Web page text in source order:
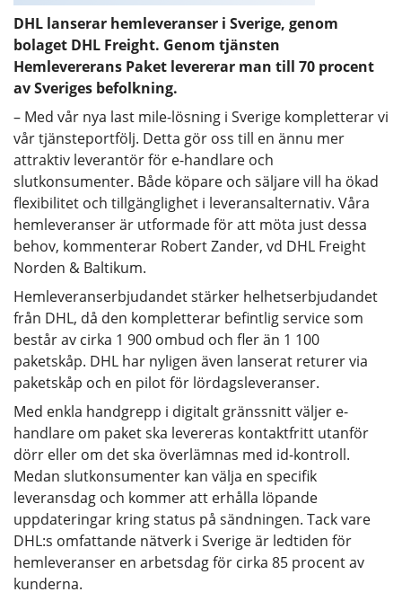
DHL lanserar hemleveranser i Sverige, genom
bolaget DHL Freight. Genom tjänsten
Hemlevererans Paket levererar man till 70 procent
av Sveriges befolkning.
– Med vår nya last mile-lösning i Sverige kompletterar vi
vår tjänsteportfölj. Detta gör oss till en ännu mer
attraktiv leverantör för e-handlare och
slutkonsumenter. Både köpare och säljare vill ha ökad
flexibilitet och tillgänglighet i leveransalternativ. Våra
hemleveranser är utformade för att möta just dessa
behov, kommenterar Robert Zander, vd DHL Freight
Norden & Baltikum.
Hemleveranserbjudandet stärker helhetserbjudandet
från DHL, då den kompletterar befintlig service som
består av cirka 1 900 ombud och fler än 1 100
paketskåp. DHL har nyligen även lanserat returer via
paketskåp och en pilot för lördagsleveranser.
Med enkla handgrepp i digitalt gränssnitt väljer e-
handlare om paket ska levereras kontaktfritt utanför
dörr eller om det ska överlämnas med id-kontroll.
Medan slutkonsumenter kan välja en specifik
leveransdag och kommer att erhålla löpande
uppdateringar kring status på sändningen. Tack vare
DHL:s omfattande nätverk i Sverige är ledtiden för
hemleveranser en arbetsdag för cirka 85 procent av
kunderna.